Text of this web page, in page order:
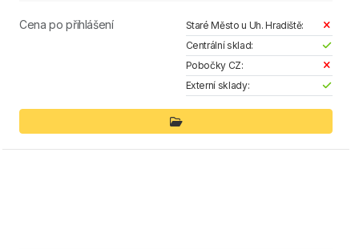
Cena po přihlášení
Staré Město u Uh. Hradiště:
Centrální sklad:
Pobočky CZ:
Externí sklady: